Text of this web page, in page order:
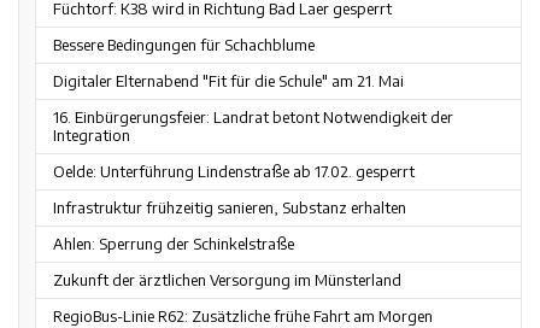
Füchtorf: K38 wird in Richtung Bad Laer gesperrt
Bessere Bedingungen für Schachblume
Digitaler Elternabend "Fit für die Schule" am 21. Mai
16. Einbürgerungsfeier: Landrat betont Notwendigkeit der
Integration
Oelde: Unterführung Lindenstraße ab 17.02. gesperrt
Infrastruktur frühzeitig sanieren, Substanz erhalten
Ahlen: Sperrung der Schinkelstraße
Zukunft der ärztlichen Versorgung im Münsterland
RegioBus-Linie R62: Zusätzliche frühe Fahrt am Morgen